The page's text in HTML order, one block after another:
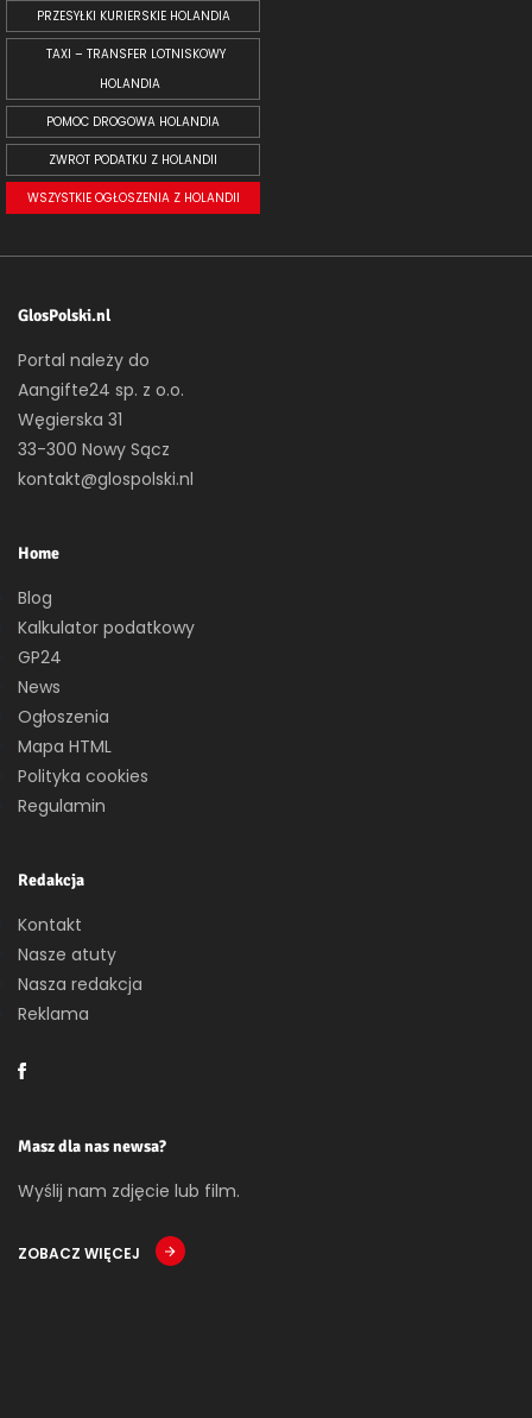
PRZESYŁKI KURIERSKIE HOLANDIA
TAXI – TRANSFER LOTNISKOWY
HOLANDIA
POMOC DROGOWA HOLANDIA
ZWROT PODATKU Z HOLANDII
WSZYSTKIE OGŁOSZENIA Z HOLANDII
GlosPolski.nl
Portal należy do
Aangifte24 sp. z o.o.
Węgierska 31
33-300 Nowy Sącz
kontakt@glospolski.nl
Home
Blog
Kalkulator podatkowy
GP24
News
Ogłoszenia
Mapa HTML
Polityka cookies
Regulamin
Redakcja
Kontakt
Nasze atuty
Nasza redakcja
Reklama
Masz dla nas newsa?
Wyślij nam zdjęcie lub film.
ZOBACZ WIĘCEJ